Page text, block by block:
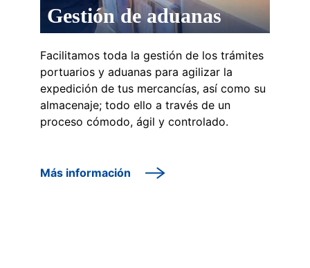
Gestión de aduanas
Facilitamos toda la gestión de los trámites
portuarios y aduanas para agilizar la
expedición de tus mercancías, así como su
almacenaje; todo ello a través de un
proceso cómodo, ágil y controlado.
Más información